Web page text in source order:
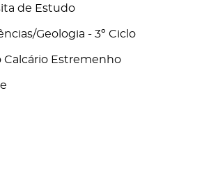
de Estudo
Geologia - 3º Ciclo
Calcário Estremenho